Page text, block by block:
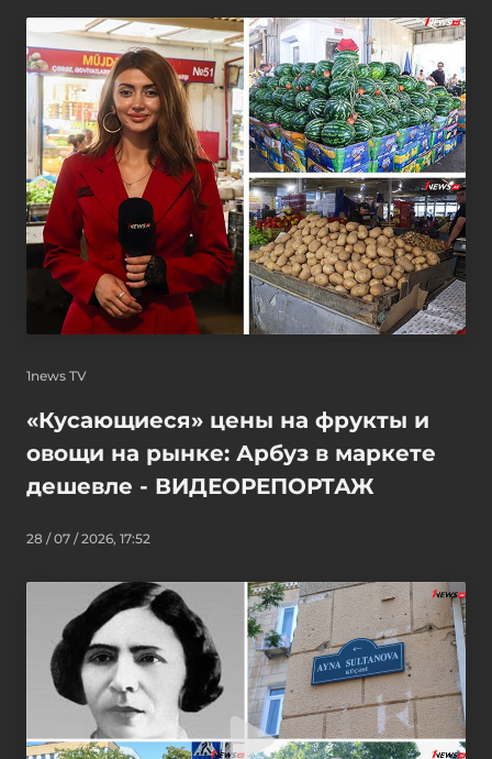
1news TV
«Кусающиеся» цены на фрукты и
овощи на рынке: Арбуз в маркете
дешевле - ВИДЕОРЕПОРТАЖ
28 / 07 / 2026, 17:52